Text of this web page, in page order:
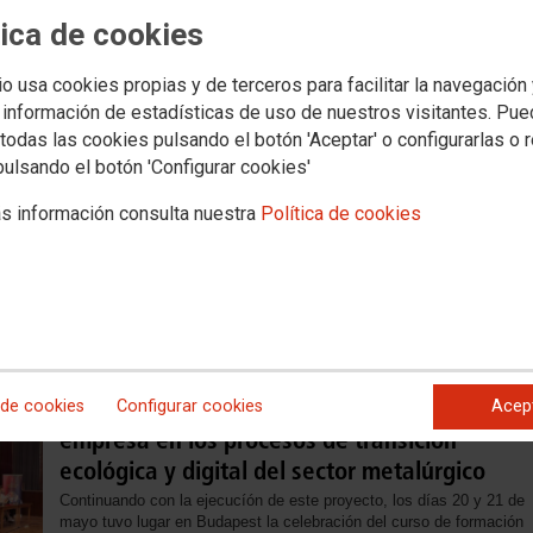
de cookies
usa cookies propias y de terceros para facilitar la navegación
de estadísticas de uso de nuestros visitantes.
las cookies pulsando el botón 'Aceptar' o configurarlas o
el botón 'Configurar cookies'
información consulta nuestra Política de cookies
cookies Configurar cookies
Conferencia Final del Proyecto MEET
El Proyecto MEET ha sido cofinanciado por la Comisión Europea y
coordinado por SindNova (Italia), en colaboración con F1M-ISTAS,
CCOO de Industria, FIM CISL Federazione Italiana
Metalmeccanici, IndustriAll Europe y los sindicatos Türk Metal
Federation de Hungría
PROYECTO MEET
Un curso aborda el papel de los comités de
empresa en los procesos de transición
ecológica y digital del sector metalúrgico
Continuando con la ejecucíón de este proyecto, los días 20 y 21 de
mayo tuvo lugar en Budapest la celebración del curso de formación